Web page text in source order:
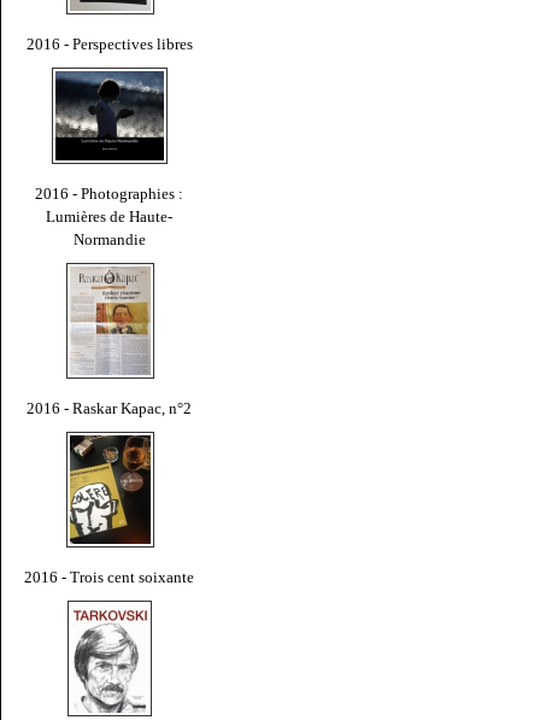
2016 - Perspectives libres
2016 - Photographies :
Lumières de Haute-
Normandie
2016 - Raskar Kapac, n°2
2016 - Trois cent soixante